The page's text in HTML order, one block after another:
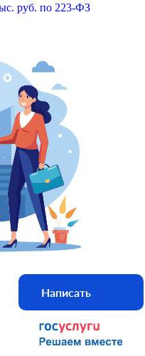
руб. по 223-ФЗ
Написать